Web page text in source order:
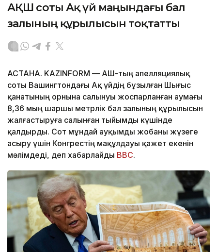
АҚШ соты Ақ үй маңындағы бал
залының құрылысын тоқтатты
АСТАНА. KAZINFORM — АҚШ-тың апелляциялық
соты Вашингтондағы Ақ үйдің бұзылған Шығыс
қанатының орнына салынуы жоспарланған аумағы
8,36 мың шаршы метрлік бал залының құрылысын
жалғастыруға салынған тыйымды күшінде
қалдырды. Сот мұндай ауқымды жобаны жүзеге
асыру үшін Конгрестің мақұлдауы қажет екенін
мәлімдеді, деп хабарлайды BBC.